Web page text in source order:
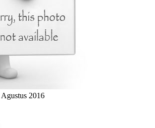
2016